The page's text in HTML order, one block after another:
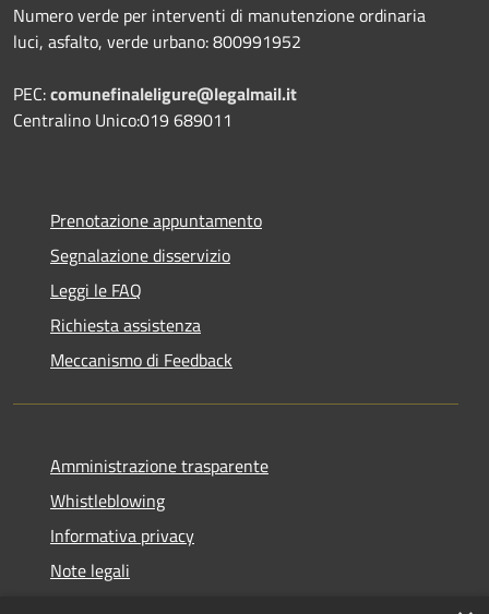
Numero verde per interventi di manutenzione ordinaria
luci, asfalto, verde urbano: 800991952
PEC:comunefinaleligure@legalmail.it
Centralino Unico:019 689011
Prenotazione appuntamento
Segnalazione disservizio
Leggi le FAQ
Richiesta assistenza
Meccanismo di Feedback
Amministrazione trasparente
Whistleblowing
Informativa privacy
Note legali